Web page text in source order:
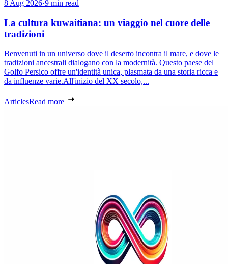
8 Aug 2026·9 min read
La cultura kuwaitiana: un viaggio nel cuore delle
tradizioni
Benvenuti in un universo dove il deserto incontra il mare, e dove le
tradizioni ancestrali dialogano con la modernità. Questo paese del
Golfo Persico offre un'identità unica, plasmata da una storia ricca e
da influenze varie.All'inizio del XX secolo,...
ArticlesRead more